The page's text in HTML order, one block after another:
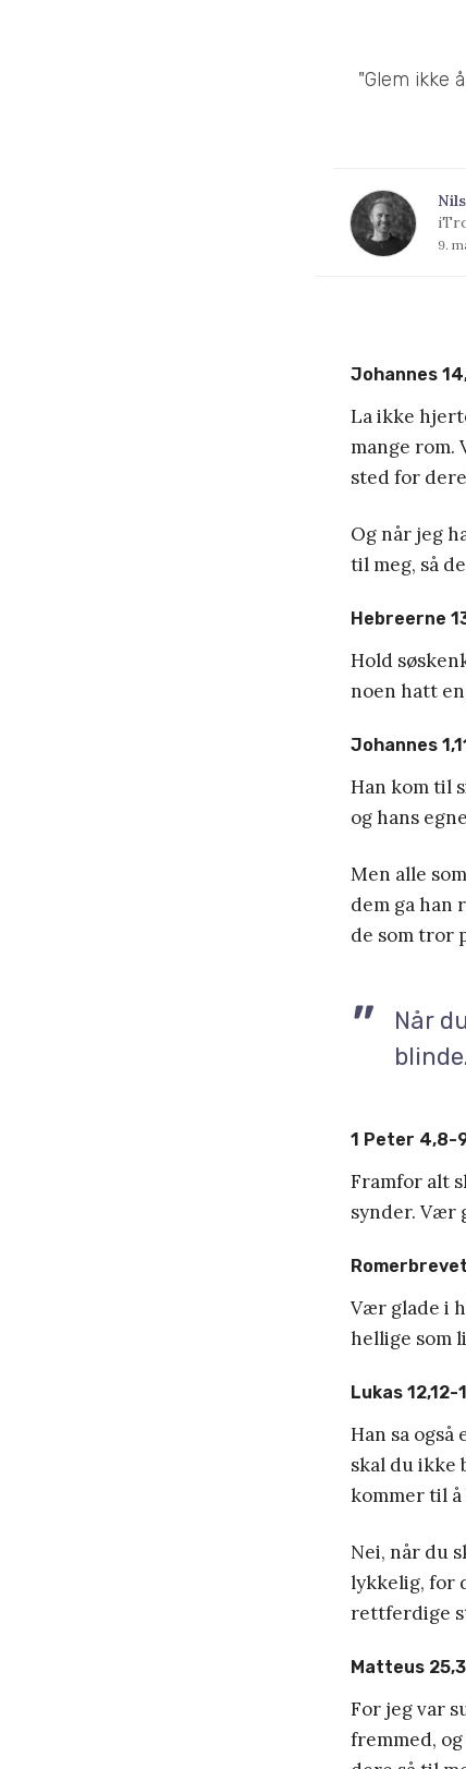
"Glem ikke
9.
Johannes
La ikke
mange rom.
sted for
Og når jeg
til meg, så
Hebreerne
Hold
noen hatt
Johannes
Han kom til
og hans
Men alle
dem ga han
de som tror
Når
blinde.
1 Peter 4,8-
Framfor alt
synder. Vær
Vær glade i
hellige som
Lukas 12,12-
Han sa
skal du ikke
kommer til
Nei, når du
lykkelig, for
rettferdige
Matteus
For jeg var
fremmed,